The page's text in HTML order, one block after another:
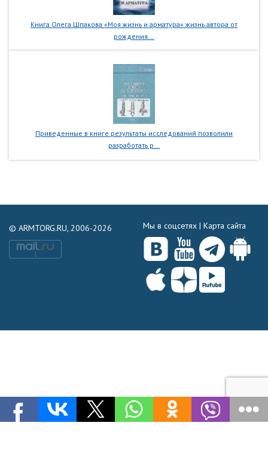
Книга Олега Шпакова «Моя жизнь и арматура» жизнь автора от
рождения...
Приведенные в книге результаты исследований позволили
разработать р...
© ARMTORG.RU, 2006-2026 Мы в соцсетях | Карта сайта